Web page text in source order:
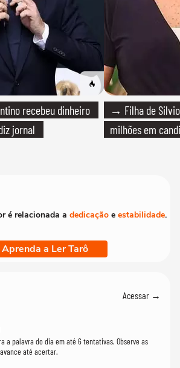
recebeu dinheiro
jornal
→ Filha de Silvio
milhões em
é relacionada a dedicação e estabilidade.
Aprenda a Ler Tarô
Acessar →
a palavra do dia em até 6 tentativas. Observe as
até acertar.